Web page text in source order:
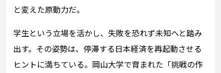
と変えた原動力だ。
学生という立場を活かし、失敗を恐れず未知へと踏み
出す。その姿勢は、停滞する日本経済を再起動させる
ヒントに満ちている。岡山大学で育まれた「挑戦の作